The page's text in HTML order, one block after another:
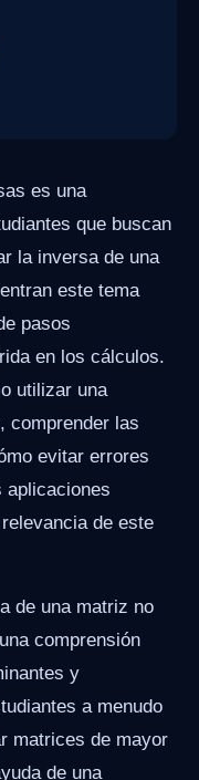
es una
que buscan
la inversa de una
este tema
pasos
en los cálculos.
utilizar una
comprender las
evitar errores
aplicaciones
de este
de una matriz no
comprensión
y
a menudo
matrices de mayor
de una